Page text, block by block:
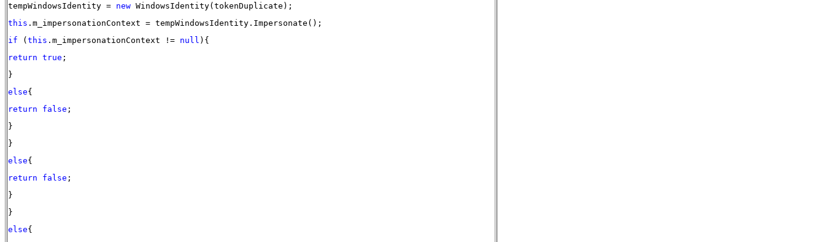
tempWindowsIdentity = new WindowsIdentity(tokenDuplicate);
this .m_impersonationContext = tempWindowsIdentity.Impersonate();
if (this .m_impersonationContext != null ){
return true ;
}
else{
return
false ;
}
}
else{
return
false ;
}
}
else{